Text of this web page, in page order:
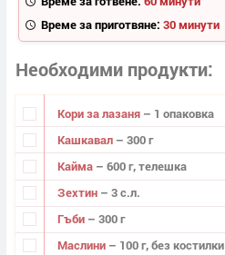
Време за приготвяне: 30 минути
Необходими продукти
Кори за лазаня – 1 опаковка
Кашкавал – 300 г
Кайма – 600 г, телешка
Зехтин – 3 с.л.
Гъби – 300 г
Маслини – 100 г, без костилки